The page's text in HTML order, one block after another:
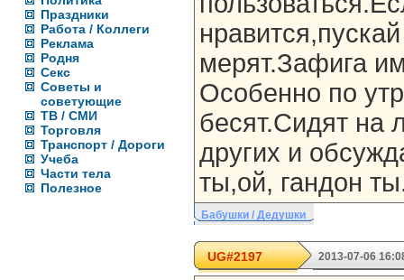
Праздники
Работа / Коллеги
Реклама
Родня
Секс
Советы и
советующие
ТВ / СМИ
Торговля
Транспорт / Дороги
Учеба
Части тела
Полезное
мерят.Зафига
Особенно по
бесят.Сидят на
других и
ты,ой, гандон
Бабушки / Дедушки
UG#2197 2013-07-06